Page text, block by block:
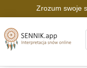
Zrozum swoje